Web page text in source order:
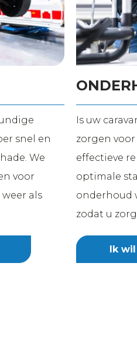
snel en
We
voor
als
Is uw
zorgen
effectieve
optimale
onderhoud
zodat u
Ik